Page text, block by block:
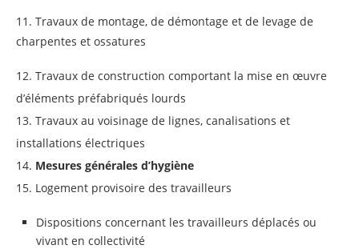
11. Travaux de montage, de démontage et de levage de
charpentes et ossatures
12. Travaux de construction comportant la mise en œuvre
d’éléments préfabriqués lourds
13. Travaux au voisinage de lignes, canalisations et
installations électriques
14. Mesures générales d’hygiène
15. Logement provisoire des travailleurs
Dispositions concernant les travailleurs déplacés ou
vivant en collectivité